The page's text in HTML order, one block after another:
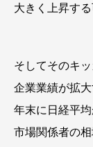
大きく上昇す
そしてそのキッ
企業業績が拡
年末に日経平
市場関係者の